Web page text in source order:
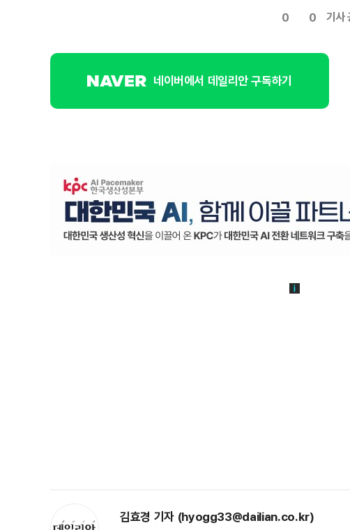
0 0 기사
네이버에서 데일리안 구독하기
김효경 기자 (hyogg33@dailian.co.kr)